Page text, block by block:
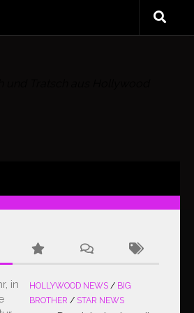
HOLLYWOOD NEWS / BIG
BROTHER / STAR NEWS